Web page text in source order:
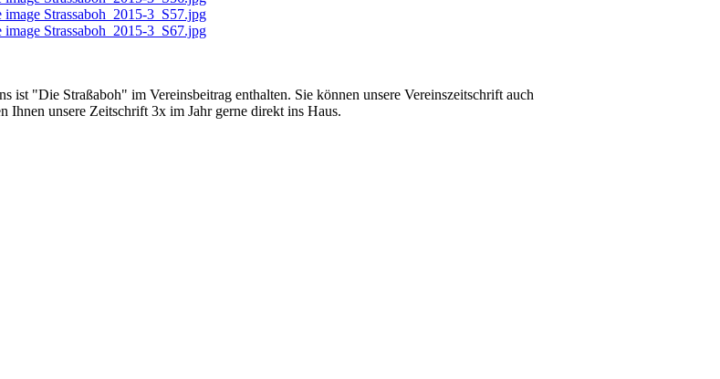
ist "Die Straßaboh" im Vereinsbeitrag enthalten. Sie können unsere Vereinszeitschrift auch
Ihnen unsere Zeitschrift 3x im Jahr gerne direkt ins Haus.